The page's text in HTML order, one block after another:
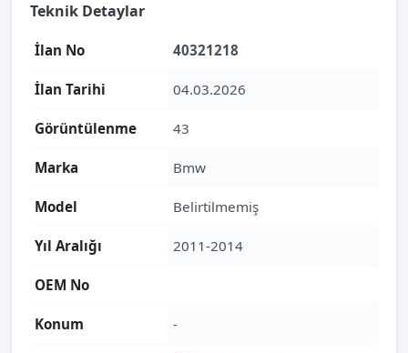
Teknik Detaylar
İlan No 40321218
İlan Tarihi 04.03.2026
Görüntülenme 43
Marka Bmw
Model Belirtilmemiş
Yıl Aralığı 2011-2014
OEM No
Konum -